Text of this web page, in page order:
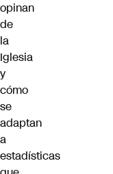
opinan
de
la
Iglesia
y
cómo
se
adaptan
a
estadísticas